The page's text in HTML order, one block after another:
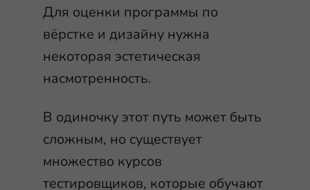
Для оценки программы по
вёрстке и дизайну нужна
некоторая эстетическая
насмотренность.
В одиночку этот путь может быть
сложным, но существует
множество курсов
тестировщиков, которые обучают